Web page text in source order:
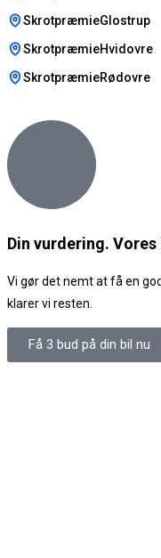
SkrotpræmieGlostrup
SkrotpræmieHvidovre
SkrotpræmieRødovre
Din vurdering.
Vi gør det nemt at få en
klarer vi resten.
Få 3 bud på din bil nu